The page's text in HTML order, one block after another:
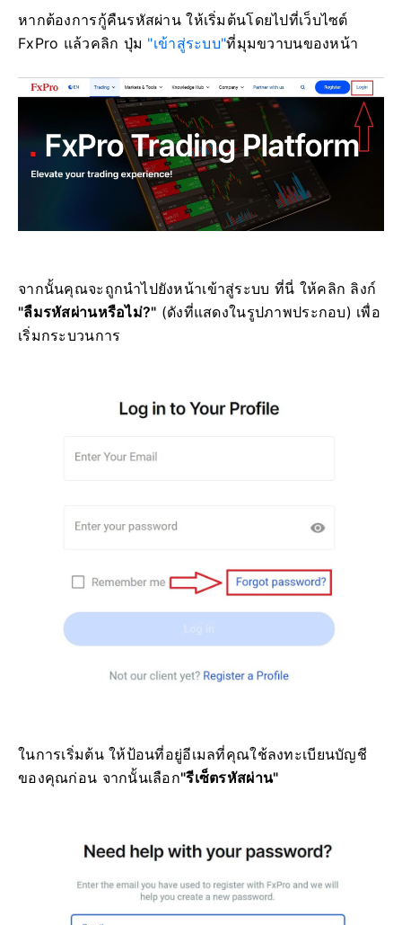
หากต้องการกู้คืนรหัสผ่าน ให้เริ่มต้นโดยไปที่เว็บไซต์
FxPro แล้วคลิก ปุ่ม "เข้าสู่ระบบ"ที่มุมขวาบนของหน้า
จากนั้นคุณจะถูกนำไปยังหน้าเข้าสู่ระบบ ที่นี่ ให้คลิก ลิงก์
"ลืมรหัสผ่านหรือไม่?" (ดังที่แสดงในรูปภาพประกอบ) เพื่อ
เริ่มกระบวนการ
ในการเริ่มต้น ให้ป้อนที่อยู่อีเมลที่คุณใช้ลงทะเบียนบัญชี
ของคุณก่อน จากนั้นเลือก"รีเซ็ตรหัสผ่าน"